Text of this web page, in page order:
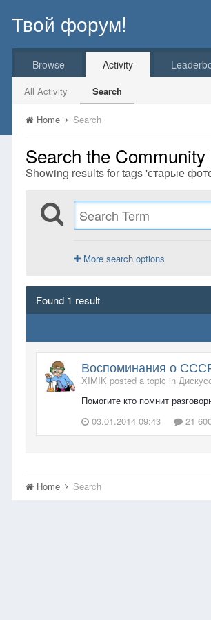
Твой форум!
Browse Activity
All Activity Search
Home Search
Search the Community
Showing results for tags 'старые
More search options
Found 1 result
Воспоминания о
XIMIK posted a topic in
Помогите кто помнит
03.01.2014 09:43
21
Home Search